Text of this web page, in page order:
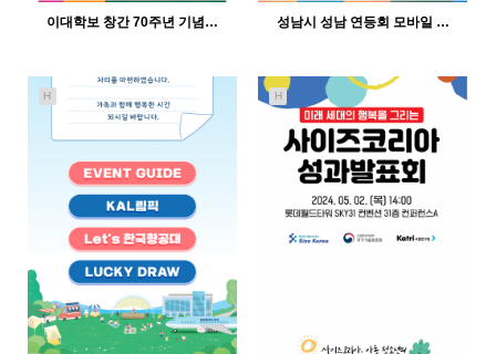
499
12-21
인바이트미
이대학보 창간 70주년 기념…
363
12-21
인바이트미
성남시 성남 연등회 모바일 …
H H